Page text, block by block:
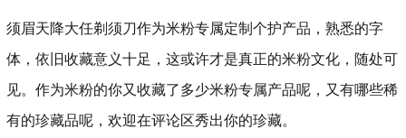
须眉天降大任剃须刀作为米粉专属定制个护产品，熟悉的字
体，依旧收藏意义十足，这或许才是真正的米粉文化，随处可
见。作为米粉的你又收藏了多少米粉专属产品呢，又有哪些稀
有的珍藏品呢，欢迎在评论区秀出你的珍藏。